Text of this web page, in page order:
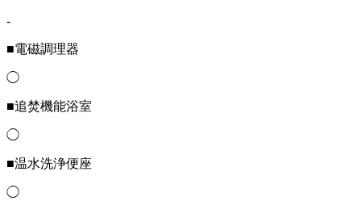
-
■電磁調理器
◯
■追焚機能浴室
◯
■温水洗浄便座
◯